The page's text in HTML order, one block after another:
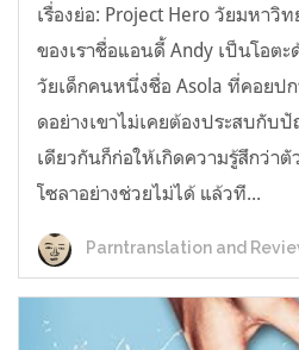
เรื่องย่อ: Project Hero วัยมหาวิ
ของเราชื่อแอนดี้ Andy เป็นโอต
วัยเด็กคนหนึ่งชื่อ Asola ที่คอยป
ดอย่างเขาไม่เคยต้องประสบกับ
เดียวกันก็ก่อให้เกิดความรู้สึกว่า
โซลาอย่างช่วยไม่ได้ แล้วที...
Parntranslation and